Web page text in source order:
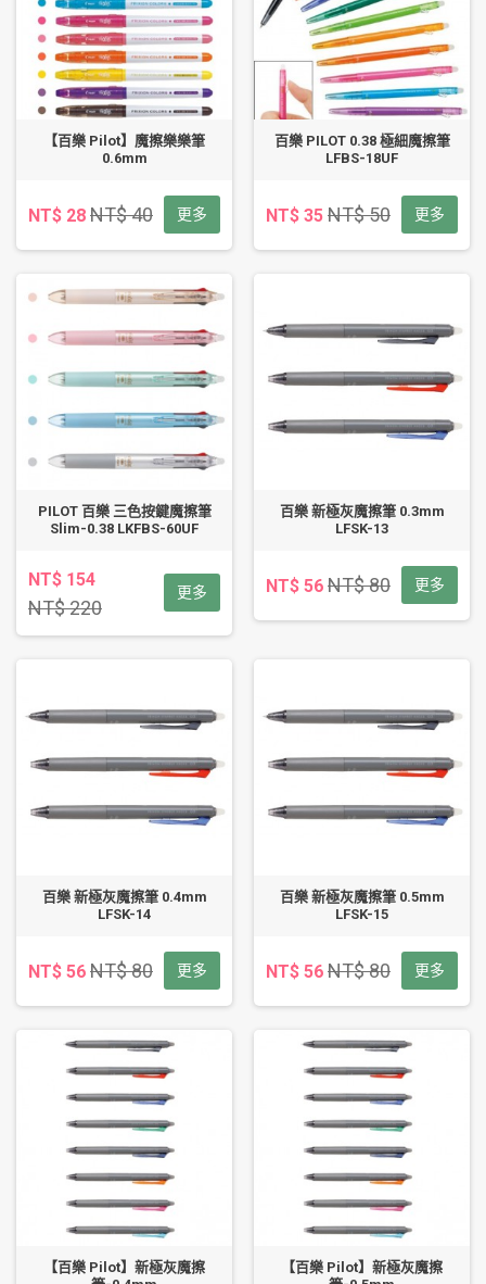
【百樂 Pilot】魔擦樂樂筆
0.6mm
NT$ 28 NT$ 40 更多
百樂 PILOT 0.38 極細魔擦筆
LFBS-18UF
NT$ 35 NT$ 50 更多
PILOT 百樂 三色按鍵魔擦筆
Slim-0.38 LKFBS-60UF
NT$ 154
NT$ 220
更多
百樂 新極灰魔擦筆 0.3mm
LFSK-13
NT$ 56 NT$ 80 更多
百樂 新極灰魔擦筆 0.4mm
LFSK-14
NT$ 56 NT$ 80 更多
百樂 新極灰魔擦筆 0.5mm
LFSK-15
NT$ 56 NT$ 80 更多
【百樂 Pilot】新極灰魔擦
【百樂 Pilot】新極灰魔擦